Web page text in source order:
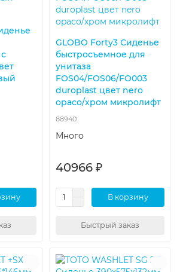
GLOBO Forty3 Сиденье
быстросъемное для
унитаза
FOS04/FOS06/FO003
duroplast цвет nero
opaco/хром микролифт
88940
Много
40966 ₽
В корзину
Быстрый заказ